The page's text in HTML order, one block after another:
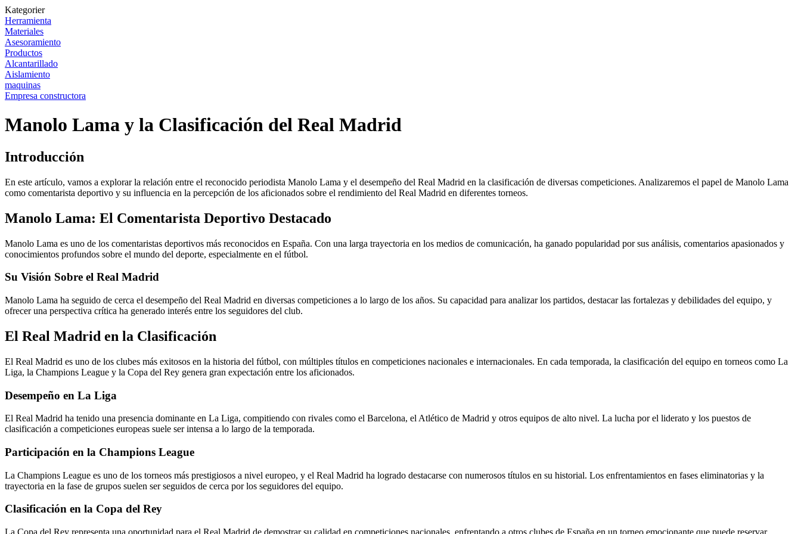
Kategorier
Herramienta
Materiales
Asesoramiento
Productos
Alcantarillado
Aislamiento
maquinas
Empresa constructora
Manolo Lama y la Clasificación del Real Madrid
Introducción
En este artículo, vamos a explorar la relación entre el reconocido periodista Manolo Lama y el desempeño del Real Madrid en la clasificación de diversas competiciones. Analizaremos el papel de Manolo Lama
como comentarista deportivo y su influencia en la percepción de los aficionados sobre el rendimiento del Real Madrid en diferentes torneos.
Manolo Lama: El Comentarista Deportivo Destacado
Manolo Lama es uno de los comentaristas deportivos más reconocidos en España. Con una larga trayectoria en los medios de comunicación, ha ganado popularidad por sus análisis, comentarios apasionados y
conocimientos profundos sobre el mundo del deporte, especialmente en el fútbol.
Su Visión Sobre el Real Madrid
Manolo Lama ha seguido de cerca el desempeño del Real Madrid en diversas competiciones a lo largo de los años. Su capacidad para analizar los partidos, destacar las fortalezas y debilidades del equipo, y
ofrecer una perspectiva crítica ha generado interés entre los seguidores del club.
El Real Madrid en la Clasificación
El Real Madrid es uno de los clubes más exitosos en la historia del fútbol, con múltiples títulos en competiciones nacionales e internacionales. En cada temporada, la clasificación del equipo en torneos como La
Liga, la Champions League y la Copa del Rey genera gran expectación entre los aficionados.
Desempeño en La Liga
El Real Madrid ha tenido una presencia dominante en La Liga, compitiendo con rivales como el Barcelona, el Atlético de Madrid y otros equipos de alto nivel. La lucha por el liderato y los puestos de
clasificación a competiciones europeas suele ser intensa a lo largo de la temporada.
Participación en la Champions League
La Champions League es uno de los torneos más prestigiosos a nivel europeo, y el Real Madrid ha logrado destacarse con numerosos títulos en su historial. Los enfrentamientos en fases eliminatorias y la
trayectoria en la fase de grupos suelen ser seguidos de cerca por los seguidores del equipo.
Clasificación en la Copa del Rey